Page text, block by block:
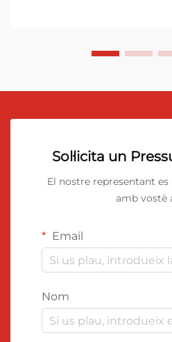
Sol·licita un
El nostre representant
amb vostè
Email
Nom